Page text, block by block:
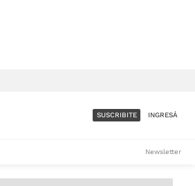
SUSCRIBITE INGRESÁ
Newsletter